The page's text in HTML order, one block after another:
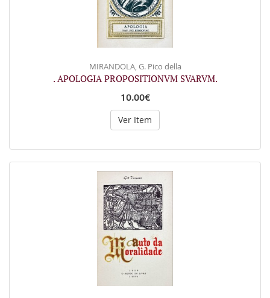
MIRANDOLA, G. Pico della
. APOLOGIA PROPOSITIONVM SVARVM.
10.00€
Ver Item